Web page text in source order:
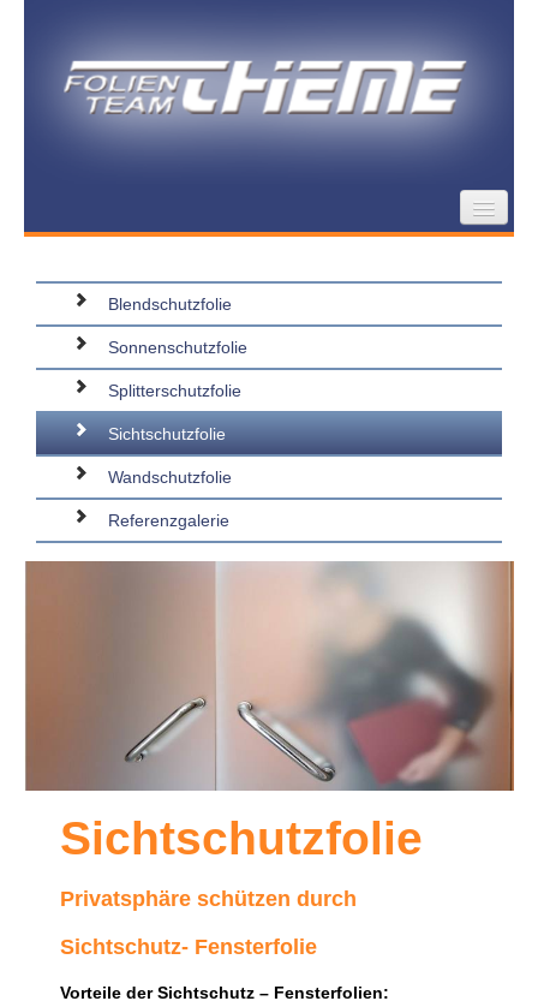
Design von Wand-/Glasflächen
Thieme Folienteam
Blendschutzfolie
Sonnenschutzfolie
Splitterschutzfolie
Sichtschutzfolie
Wandschutzfolie
Referenzgalerie
Sichtschutzfolie
Privatsphäre schützen durch
Sichtschutz- Fensterfolie
Vorteile der Sichtschutz – Fensterfolien: